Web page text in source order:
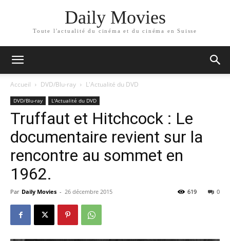
Daily Movies
Toute l'actualité du cinéma et du cinéma en Suisse
Accueil DVD/Blu-ray L'Actualité du DVD
DVD/Blu-ray L'Actualité du DVD
Truffaut et Hitchcock : Le
documentaire revient sur la
rencontre au sommet en
1962.
Par Daily Movies - 26 décembre 2015 0
619